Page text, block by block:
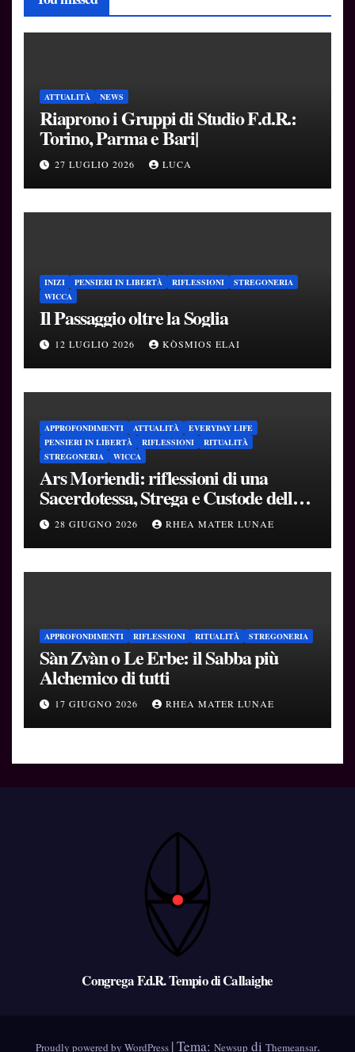
ATTUALITÀ NEWS
Riaprono i Gruppi di Studio F.d.R.:
Torino, Parma e Bari|
27 LUGLIO 2026 LUCA
INIZI PENSIERI IN LIBERTÀ RIFLESSIONI
STREGONERIA
WICCA
Il Passaggio oltre la Soglia
12 LUGLIO 2026 KÒSMIOS ELAI
APPROFONDIMENTI ATTUALITÀ
EVERYDAY LIFE
PENSIERI IN LIBERTÀ
RIFLESSIONI
RITUALITÀ
STREGONERIA
WICCA
Ars Moriendi: riflessioni di una
Sacerdotessa, Strega e Custode delle
Soglie
28 GIUGNO 2026 RHEA MATER LUNAE
APPROFONDIMENTI RIFLESSIONI RITUALITÀ STREGONERIA
Sàn Zvàn o Le Erbe: il Sabba più
Alchemico di tutti
17 GIUGNO 2026 RHEA MATER LUNAE
Congrega F.d.R. Tempio di Callaighe
Proudly powered by WordPress |Tema: Newsup di Themeansar.